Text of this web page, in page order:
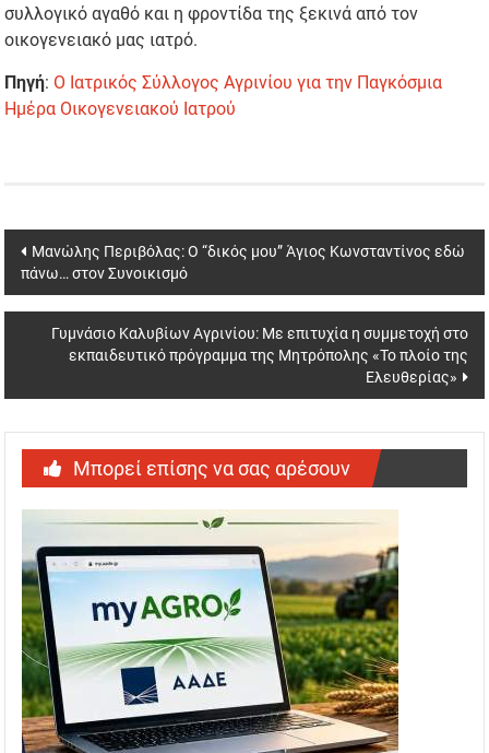
συλλογικό αγαθό και η φροντίδα της ξεκινά από τον
οικογενειακό μας ιατρό.
Πηγή: Ο Ιατρικός Σύλλογος Αγρινίου για την Παγκόσμια
Ημέρα Οικογενειακού Iατρού
Post
navigation
Mανώλης Περιβόλας: Ο “δικός μου” Άγιος Κωνσταντίνος εδώ
πάνω… στον Συνοικισμό
Γυμνάσιο Καλυβίων Αγρινίου: Με επιτυχία η συμμετοχή στο
εκπαιδευτικό πρόγραμμα της Μητρόπολης «Το πλοίο της
Ελευθερίας»
Μπορεί επίσης να σας αρέσουν